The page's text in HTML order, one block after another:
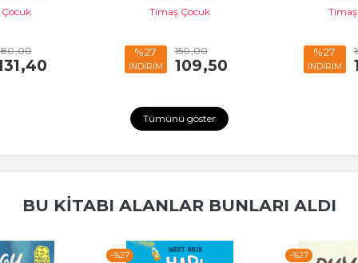
,00
,40
Timaş Çocuk
%27
İNDİRİM
150,00
109,50
%27
İNDİRİM
Tümünü göster
BU KITABI ALANLAR BUNLARI ALDI
-%27 -%27